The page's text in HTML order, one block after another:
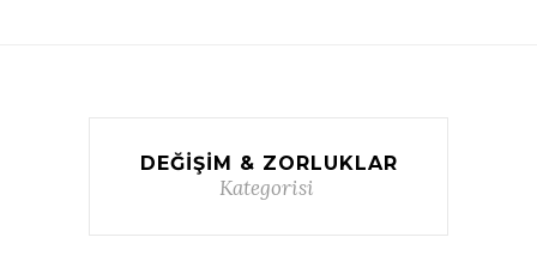
DEĞIŞIM & ZORLUKLAR
Kategorisi